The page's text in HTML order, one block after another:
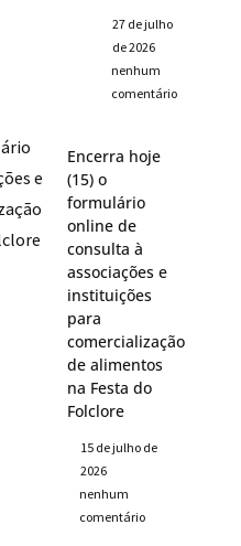
27 de julho
de 2026
nenhum
comentário
Encerra hoje
(15) o
formulário
online de
consulta à
associações e
instituições
para
comercialização
de alimentos
na Festa do
Folclore
15 de julho de
2026
nenhum
comentário